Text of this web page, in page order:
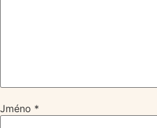
Jméno *